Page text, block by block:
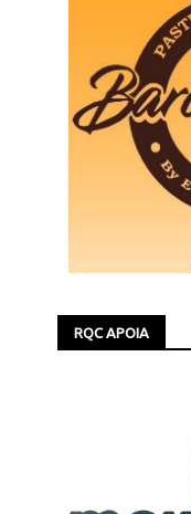
RQC APOIA